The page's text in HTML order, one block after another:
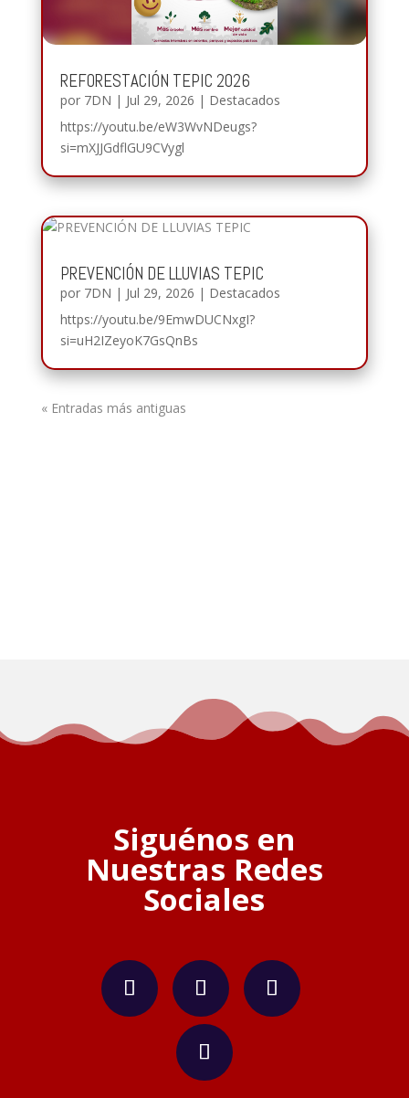
REFORESTACIÓN TEPIC 2026
por 7DN | Jul 29, 2026 | Destacados
https://youtu.be/eW3WvNDeugs?
si=mXJJGdflGU9CVygl
PREVENCIÓN DE LLUVIAS TEPIC
por 7DN | Jul 29, 2026 | Destacados
https://youtu.be/9EmwDUCNxgI?
si=uH2IZeyoK7GsQnBs
« Entradas más antiguas
Siguénos en
Nuestras Redes
Sociales